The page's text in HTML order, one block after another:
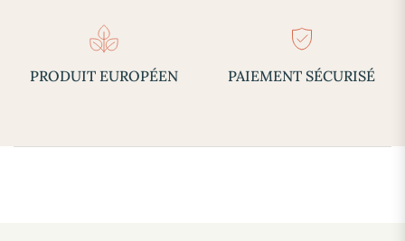
PRODUIT EUROPÉEN PAIEMENT SÉCURISÉ